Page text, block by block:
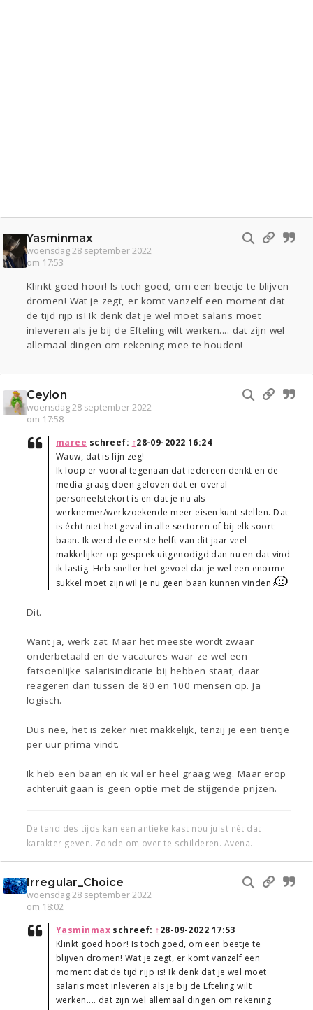
Yasminmax
woensdag 28 september 2022
om 17:53
Klinkt goed hoor! Is toch goed, om een beetje te blijven
dromen! Wat je zegt, er komt vanzelf een moment dat
de tijd rijp is! Ik denk dat je wel moet salaris moet
inleveren als je bij de Efteling wilt werken.... dat zijn wel
allemaal dingen om rekening mee te houden!
Ceylon
woensdag 28 september 2022
om 17:58
maree schreef: ↑28-09-2022 16:24
Wauw, dat is fijn zeg!
Ik loop er vooral tegenaan dat iedereen denkt en de
media graag doen geloven dat er overal
personeelstekort is en dat je nu als
werknemer/werkzoekende meer eisen kunt stellen. Dat
is écht niet het geval in alle sectoren of bij elk soort
baan. Ik werd de eerste helft van dit jaar veel
makkelijker op gesprek uitgenodigd dan nu en dat vind
ik lastig. Heb sneller het gevoel dat je wel een enorme
sukkel moet zijn wil je nu geen baan kunnen vinden
Dit.
Want ja, werk zat. Maar het meeste wordt zwaar
onderbetaald en de vacatures waar ze wel een
fatsoenlijke salarisindicatie bij hebben staat, daar
reageren dan tussen de 80 en 100 mensen op. Ja
logisch.
Dus nee, het is zeker niet makkelijk, tenzij je een tientje
per uur prima vindt.
Ik heb een baan en ik wil er heel graag weg. Maar erop
achteruit gaan is geen optie met de stijgende prijzen.
De tand des tijds kan een antieke kast nou juist nét dat
karakter geven. Zonde om over te schilderen. Avena.
Irregular_Choice
woensdag 28 september 2022
om 18:02
Yasminmaxschreef: ↑28-09-2022 17:53
Klinkt goed hoor! Is toch goed, om een beetje te
blijven dromen! Wat je zegt, er komt vanzelf een
moment dat de tijd rijp is! Ik denk dat je wel moet
salaris moet inleveren als je bij de Efteling wilt
werken.... dat zijn wel allemaal dingen om rekening